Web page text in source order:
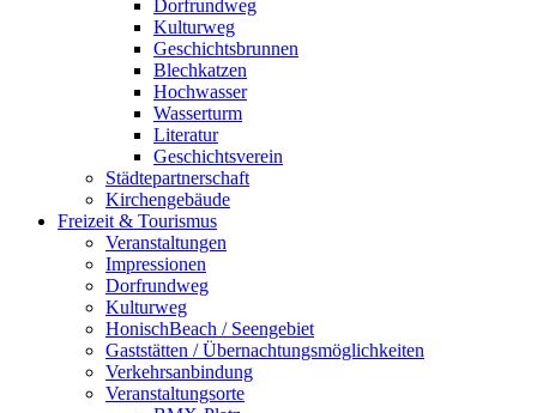
Dorfrundweg
Kulturweg
Geschichtsbrunnen
Blechkatzen
Hochwasser
Wasserturm
Literatur
Geschichtsverein
Städtepartnerschaft
Kirchengebäude
Freizeit & Tourismus
Veranstaltungen
Impressionen
Dorfrundweg
Kulturweg
HonischBeach / Seengebiet
Gaststätten / Übernachtungsmöglichkeiten
Verkehrsanbindung
Veranstaltungsorte